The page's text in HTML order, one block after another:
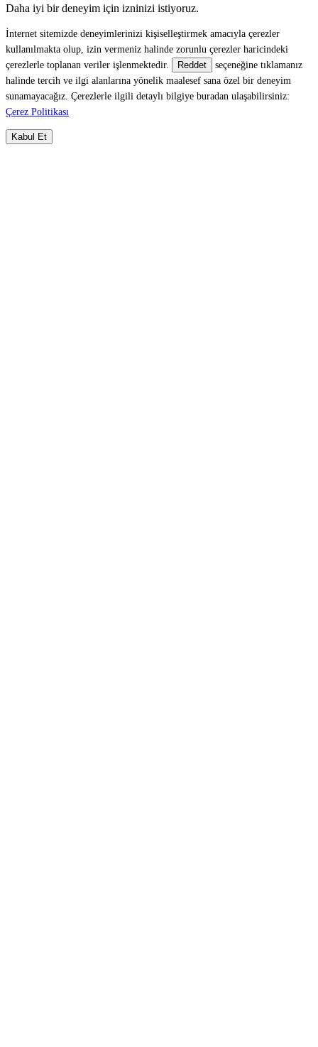
Daha iyi bir deneyim için izninizi istiyoruz.
İnternet sitemizde deneyimlerinizi kişiselleştirmek amacıyla çerezler
kullanılmakta olup, izin vermeniz halinde zorunlu çerezler haricindeki
çerezlerle toplanan veriler işlenmektedir.
Reddet
seçeneğine tıklamanız
halinde tercih ve ilgi alanlarına yönelik maalesef sana özel bir deneyim
sunamayacağız. Çerezlerle ilgili detaylı bilgiye buradan ulaşabilirsiniz:
Çerez Politikası
Kabul Et